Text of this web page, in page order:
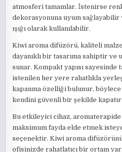
atmosferi tamamlar. İstenirse
dekorasyonuna uyum
ışığı olarak kullanılabilir.
Kiwi aroma difüzörü, kaliteli
dayanıklı bir tasarıma sahiptir ve
sunar. Kompakt yapısı sayesinde
istenilen her yere rahatlıkla
kapanma özelliği bulunur,
kendini güvenli bir şekilde kapatır.
Bu etkileyici cihaz, aromaterapide
maksimum fayda elde etmek
seçenektir. Kiwi aroma
ofisinizde rahatlatıcı bir ortam